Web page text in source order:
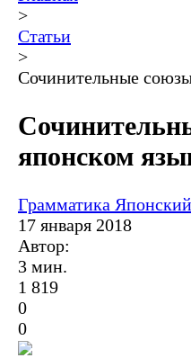
>
Статьи
>
Сочинительные
японском
Грамматика
17 января 2018
Автор:
3 мин.
1 819
0
0